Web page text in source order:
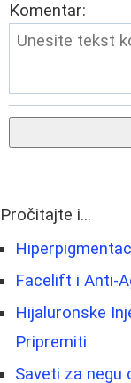
Komentar:
Pročitajte i...
Facelift i Anti-
Hijaluronske
Pripremiti
Saveti za negu